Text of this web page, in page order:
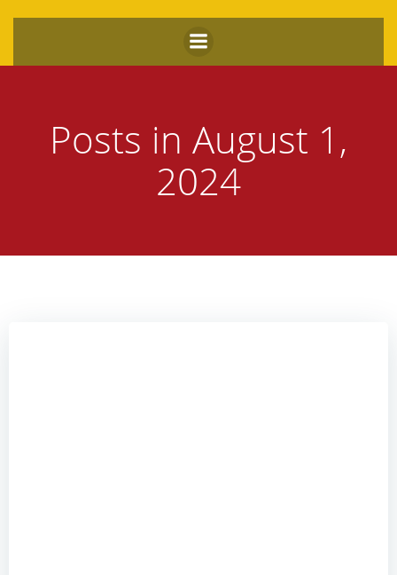
Inhalt
springen
Posts in August 1,
2024